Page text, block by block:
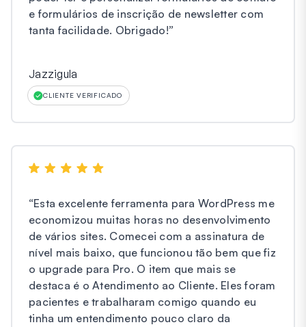
e formulários de inscrição de newsletter com
tanta facilidade. Obrigado!”
Jazzigula
CLIENTE VERIFICADO
“Esta excelente ferramenta para WordPress me
economizou muitas horas no desenvolvimento
de vários sites. Comecei com a assinatura de
nível mais baixo, que funcionou tão bem que fiz
o upgrade para Pro. O item que mais se
destaca é o Atendimento ao Cliente. Eles foram
pacientes e trabalharam comigo quando eu
tinha um entendimento pouco claro da